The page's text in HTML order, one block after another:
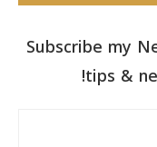
Subscribe my
tips &